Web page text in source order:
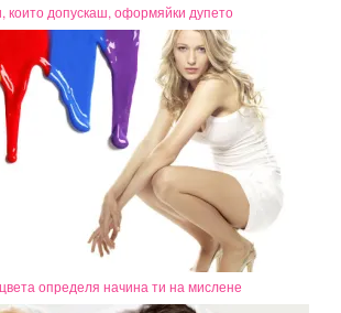
които допускаш, оформяйки дупето
определя начина ти на мислене